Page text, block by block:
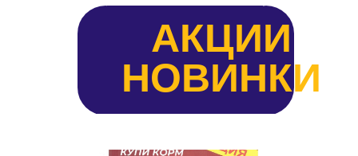
АКЦИИ
НОВИНКИ